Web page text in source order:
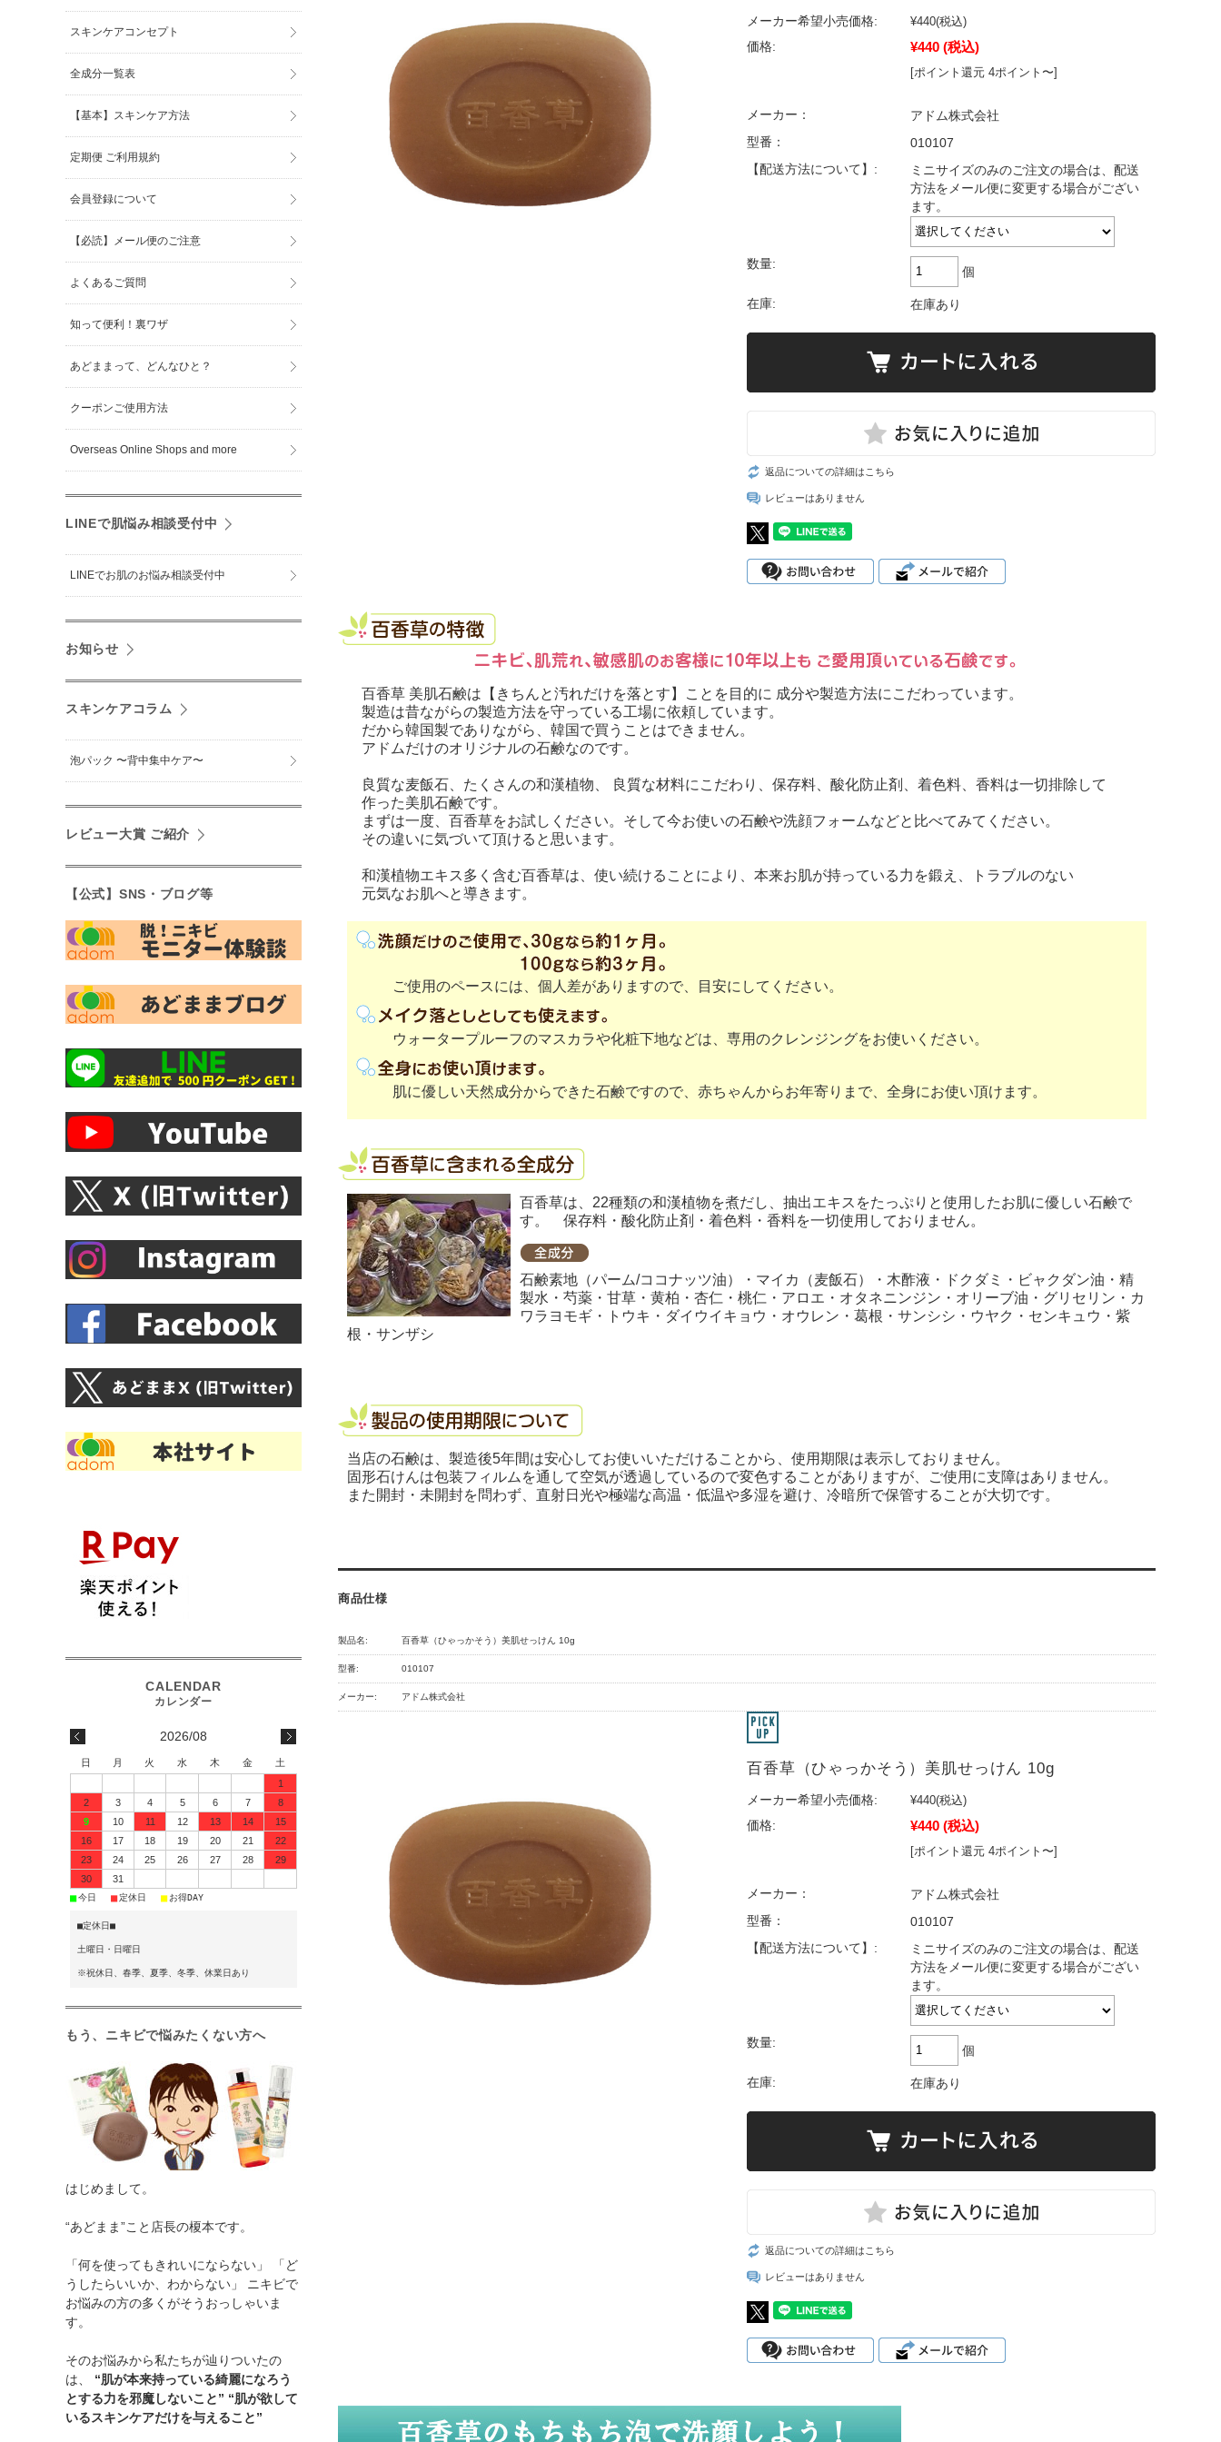
メーカー希望小売価格: ¥440(税込)
価格:
¥440 (税込)
[ポイント還元 4ポイント〜]
メーカー：
アドム株式会社
型番：
010107
【配送方法について】:
ミニサイズのみのご注文の場合は、配送
方法をメール便に変更する場合がござい
ます。
数量:
個
在庫: 在庫あり
返品についての詳細はこちら
レビューはありません
百香草 美肌石鹸は【きちんと汚れだけを落とす】ことを目的に 成分や製造方法にこだわっています。
製造は昔ながらの製造方法を守っている工場に依頼しています。
だから韓国製でありながら、韓国で買うことはできません。
アドムだけのオリジナルの石鹸なのです。
良質な麦飯石、たくさんの和漢植物、 良質な材料にこだわり、保存料、酸化防止剤、着色料、香料は一切排除して
作った美肌石鹸です。
まずは一度、百香草をお試しください。そして今お使いの石鹸や洗顔フォームなどと比べてみてください。
その違いに気づいて頂けると思います。
和漢植物エキス多く含む百香草は、使い続けることにより、本来お肌が持っている力を鍛え、トラブルのない
元気なお肌へと導きます。
ご使用のペースには、個人差がありますので、目安にしてください。
ウォータープルーフのマスカラや化粧下地などは、専用のクレンジングをお使いください。
肌に優しい天然成分からできた石鹸ですので、赤ちゃんからお年寄りまで、全身にお使い頂けます。
百香草は、22種類の和漢植物を煮だし、抽出エキスをたっぷりと使用したお肌に優しい石鹸で
す。 保存料・酸化防止剤・着色料・香料を一切使用しておりません。
石鹸素地（パーム/ココナッツ油）・マイカ（麦飯石）・木酢液・ドクダミ・ビャクダン油・精
製水・芍薬・甘草・黄柏・杏仁・桃仁・アロエ・オタネニンジン・オリーブ油・グリセリン・カ
ワラヨモギ・トウキ・ダイウイキョウ・オウレン・葛根・サンシシ・ウヤク・センキュウ・紫
根・サンザシ
当店の石鹸は、製造後5年間は安心してお使いいただけることから、使用期限は表示しておりません。
固形石けんは包装フィルムを通して空気が透過しているので変色することがありますが、ご使用に支障はありません。
また開封・未開封を問わず、直射日光や極端な高温・低温や多湿を避け、冷暗所で保管することが大切です。
商品仕様
製品名: 百香草（ひゃっかそう）美肌せっけん 10g
型番: 010107
メーカー: アドム株式会社
百香草（ひゃっかそう）美肌せっけん 10g
メーカー希望小売価格: ¥440(税込)
価格:
¥440 (税込)
[ポイント還元 4ポイント〜]
メーカー：
アドム株式会社
型番：
010107
【配送方法について】:
ミニサイズのみのご注文の場合は、配送
方法をメール便に変更する場合がござい
ます。
数量:
個
在庫: 在庫あり
返品についての詳細はこちら
レビューはありません
スキンケアコンセプト
全成分一覧表
【基本】スキンケア方法
定期便 ご利用規約
会員登録について
【必読】メール便のご注意
よくあるご質問
知って便利！裏ワザ
あどままって、どんなひと？
クーポンご使用方法
Overseas Online Shops and more
LINEで肌悩み相談受付中
LINEでお肌のお悩み相談受付中
お知らせ
スキンケアコラム
泡パック 〜背中集中ケア〜
レビュー大賞 ご紹介
【公式】SNS・ブログ等
2026/08
日 月 火 水 木 金
土
1
2
3 4 5 6 7
8
9
10 11 12 13 14
15
16
17 18 19 20 21
22
23
24 25 26 27 28
29
30
31
■今日 ■定休日 ■お得DAY
■定休日■
土曜日・日曜日
※祝休日、春季、夏季、冬季、休業日あり
もう、ニキビで悩みたくない方へ
はじめまして。
“あどまま”こと店長の榎本です。
「何を使ってもきれいにならない」 「ど
うしたらいいか、わからない」 ニキビで
お悩みの方の多くがそうおっしゃいま
す。
そのお悩みから私たちが辿りついたの
は、 “肌が本来持っている綺麗になろう
とする力を邪魔しないこと” “肌が欲して
いるスキンケアだけを与えること”